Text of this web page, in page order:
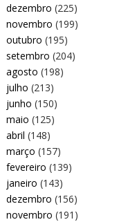
dezembro (225)
novembro (199)
outubro (195)
setembro (204)
agosto (198)
julho (213)
junho (150)
maio (125)
abril (148)
março (157)
fevereiro (139)
janeiro (143)
dezembro (156)
novembro (191)